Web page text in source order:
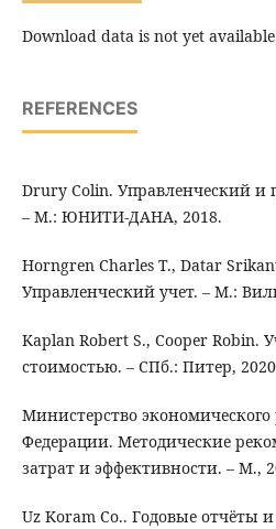
Download data is not yet
REFERENCES
Drury Colin. Управленческий и
– М.: ЮНИТИ-ДАНА, 2018.
Horngren Charles T., Datar
Управленческий учет. – М.:
Kaplan Robert S., Cooper Robin.
стоимостью. – СПб.: Питер,
Министерство
Федерации. Методические
затрат и эффективности. – М.,
Uz Koram Co.. Годовые отчёты